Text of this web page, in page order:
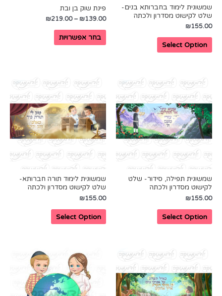
שמשונית לימוד בחברותא בנים-
שלט לקישוט מסדרון ולכתה
₪155.00
Select Option
פינת שוק בן ובת
₪139.00
–
₪219.00
בחר אפשרויות
שמשונית תפילה, סידור- שלט
לקישוט מסדרון ולכתה
₪155.00
Select Option
שמשונית לימוד תורה חברותא-
שלט לקישוט מסדרון ולכתה
₪155.00
Select Option